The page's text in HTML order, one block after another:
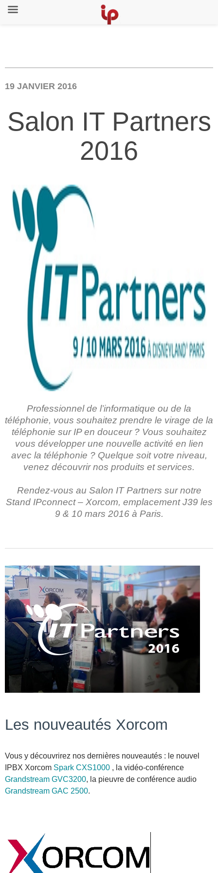
19 JANVIER 2016
Salon IT Partners
2016
Professionnel de l’informatique ou de la
téléphonie, vous souhaitez prendre le virage de la
téléphonie sur IP en douceur ? Vous souhaitez
vous développer une nouvelle activité en lien
avec la téléphonie ? Quelque soit votre niveau,
venez découvrir nos produits et services.
Rendez-vous au Salon IT Partners sur notre
Stand IPconnect – Xorcom, emplacementJ39 les
9 & 10 mars 2016 à Paris.
Les nouveautés Xorcom
Vous y découvrirez nos dernières nouveautés : le nouvel
IPBX Xorcom Spark CXS1000 , la vidéo-conférence
Grandstream GVC3200, la pieuvre de conférence audio
Grandstream GAC 2500.